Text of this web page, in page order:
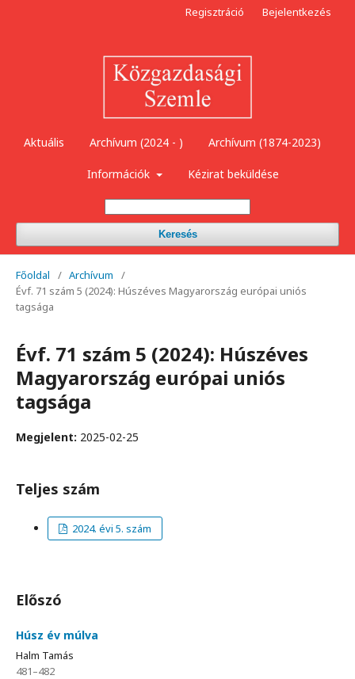
Aktuális Archívum (2024 - ) Archívum (1874-2023)
Információk Kézirat beküldése
Keresés
Regisztráció Bejelentkezés
Főoldal / Archívum
/
Évf. 71 szám 5 (2024): Húszéves Magyarország európai uniós
tagsága
Évf. 71 szám 5 (2024): Húszéves
Magyarország európai uniós
tagsága
Megjelent: 2025-02-25
Teljes szám
2024. évi 5. szám
Előszó
Húsz év múlva
Halm Tamás
481–482